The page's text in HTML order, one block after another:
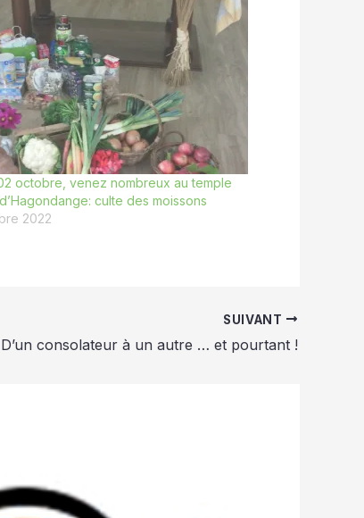
octobre, venez nombreux au temple
culte des moissons
2022
SUIVANT
D’un consolateur à un autre … et pourtant !